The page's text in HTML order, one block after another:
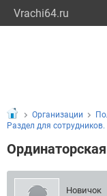
Vrachi64.ru
Организации
Раздел для сотрудников.
Новичок